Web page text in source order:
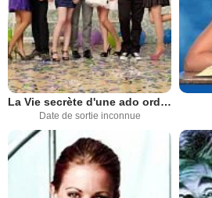
La Vie secrète d'une ado ordinaire
Date de sortie inconnue